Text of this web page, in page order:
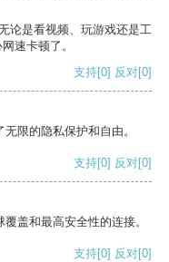
论是看视频、玩游戏还是工
速卡顿了。
支持[0] 反对[0]
限的隐私保护和自由。
支持[0] 反对[0]
盖和最高安全性的连接。
支持[0] 反对[0]